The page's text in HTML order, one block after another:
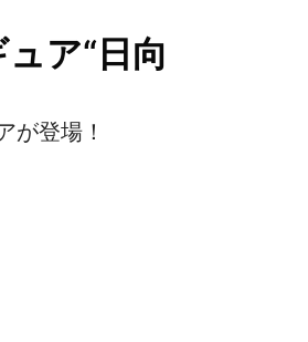
ア“日向
が登場！